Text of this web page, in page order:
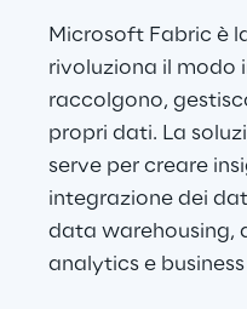
Microsoft Fabric è
rivoluziona il modo
raccolgono,
propri dati. La
serve per creare
integrazione dei
data warehousing,
analytics e